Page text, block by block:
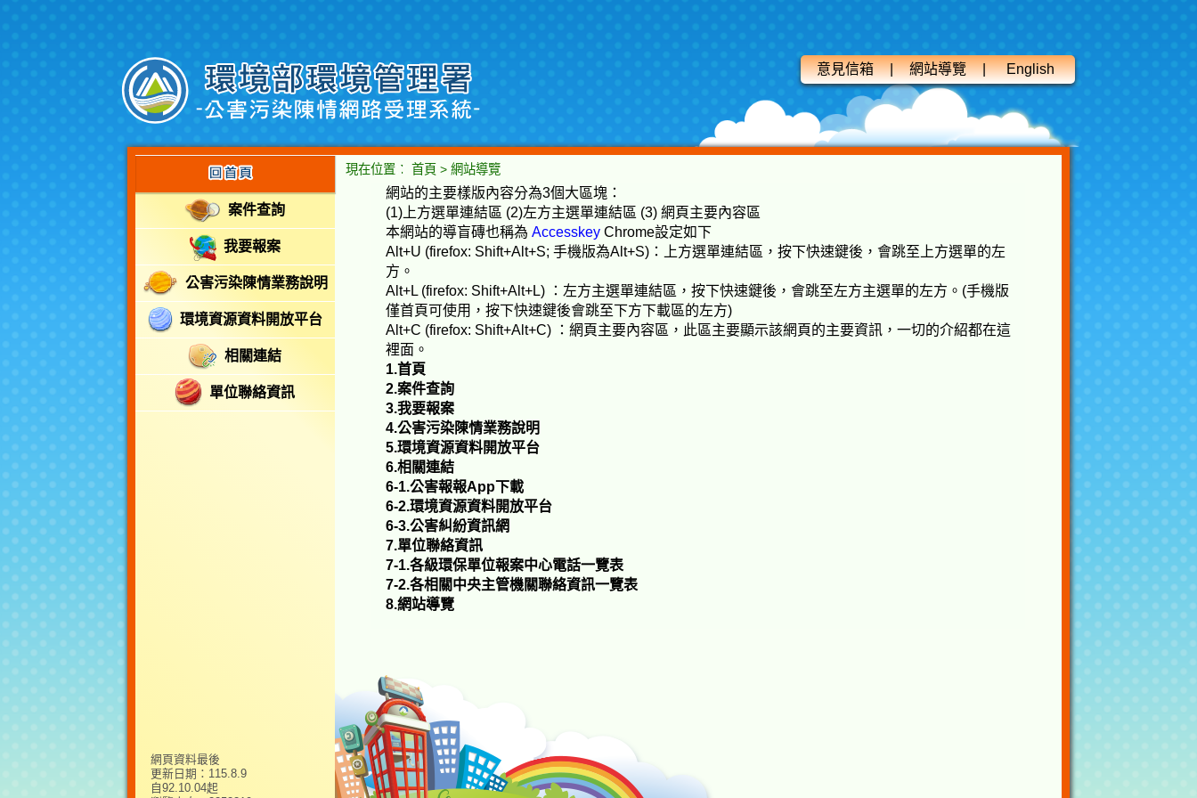
內
容
意見信箱 網站導覽 English
案件查詢
我要報案
公害污染陳情業務說明
環境資源資料開放平台
相關連結
單位聯絡資訊
網頁資料最後
更新日期： 115.8.9
自92.10.04起
:::
現在位置： 首頁 > 網站導覽
網站的主要樣版內容分為3個大區塊：
(1)上方選單連結區 (2)左方主選單連結區 (3) 網頁主要內容區
本網站的導盲磚也稱為 AccesskeyChrome設定如下
Alt+U (firefox: Shift+Alt+S; 手機版為Alt+S)：上方選單連結區，按下快速鍵後，會跳至上方選單的左
方。
Alt+L (firefox: Shift+Alt+L) ：左方主選單連結區，按下快速鍵後，會跳至左方主選單的左方。(手機版
僅首頁可使用，按下快速鍵後會跳至下方下載區的左方)
Alt+C (firefox: Shift+Alt+C) ：網頁主要內容區，此區主要顯示該網頁的主要資訊，一切的介紹都在這
裡面。
1.首頁
2.案件查詢
3.我要報案
4.公害污染陳情業務說明
5.環境資源資料開放平台
6.相關連結
6-1.公害報報App下載
6-2.環境資源資料開放平台
6-3.公害糾紛資訊網
7.單位聯絡資訊
7-1.各級環保單位報案中心電話一覽表
7-2.各相關中央主管機關聯絡資訊一覽表
8.網站導覽